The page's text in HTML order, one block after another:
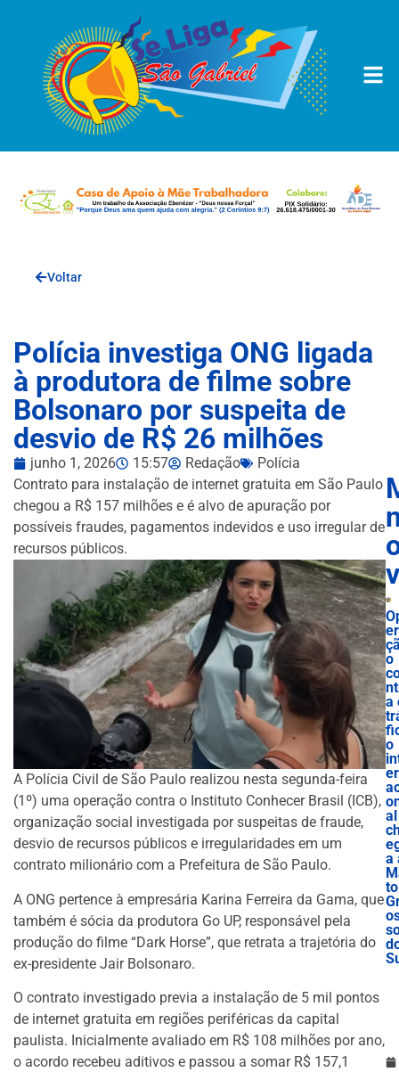
Voltar
Polícia investiga ONG ligada
à produtora de filme sobre
Bolsonaro por suspeita de
desvio de R$ 26 milhões
junho 1, 2026 15:57 Redação
Polícia
Contrato para instalação de internet gratuita em São Paulo
chegou a R$ 157 milhões e é alvo de apuração por
possíveis fraudes, pagamentos indevidos e uso irregular de
recursos públicos.
A Polícia Civil de São Paulo realizou nesta segunda-feira
(1º) uma operação contra o Instituto Conhecer Brasil (ICB),
organização social investigada por suspeitas de fraude,
desvio de recursos públicos e irregularidades em um
contrato milionário com a Prefeitura de São Paulo.
A ONG pertence à empresária Karina Ferreira da Gama, que
também é sócia da produtora Go UP, responsável pela
produção do filme “Dark Horse”, que retrata a trajetória do
ex-presidente Jair Bolsonaro.
O contrato investigado previa a instalação de 5 mil pontos
de internet gratuita em regiões periféricas da capital
paulista. Inicialmente avaliado em R$ 108 milhões por ano,
o acordo recebeu aditivos e passou a somar R$ 157,1
o
a
o
al
a
to